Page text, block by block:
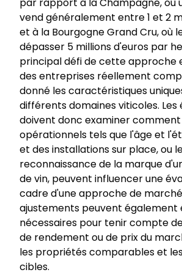
vend généralement entre 1 et 2
et à la Bourgogne Grand Cru, où
dépasser 5 millions d'euros par
principal défi de cette approche
des entreprises réellement
donné les caractéristiques
différents domaines viticoles. Les
doivent donc examiner
opérationnels tels que l'âge et
et des installations sur place, ou
reconnaissance de la marque
de vin, peuvent influencer une
cadre d'une approche de
ajustements peuvent également
nécessaires pour tenir compte
de rendement ou de prix du
les propriétés comparables et
cibles.